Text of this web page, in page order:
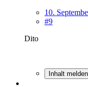
10.
#9
Dito
Inhalt melden